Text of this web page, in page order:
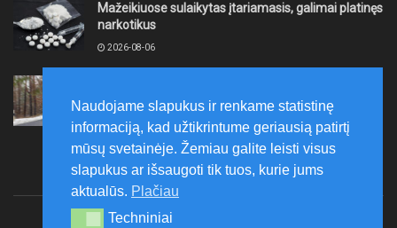
Mažeikiuose sulaikytas įtariamasis, galimai platinęs
narkotikus
2026-08-06
priemonių keliamo triukšmo kontrolė
2026-08-06
Naudojame slapukus ir renkame statistinę
informaciją, kad užtikrintume geriausią patirtį
mūsų svetainėje. Žemiau galite leisti visus
slapukus ar išsaugoti tik tuos, kurie jums
aktualūs. Plačiau
Techniniai
Techniniai